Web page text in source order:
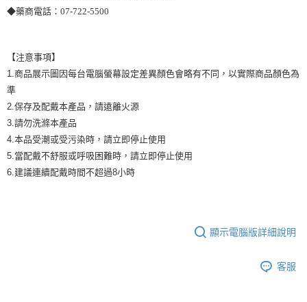
◆藥商電話：07-722-5500
【注意事項】
1.商品展示圖因每台電腦螢幕設定差異顏色會略有不同，以實際商品顏色為
準
2.保存及配戴本產品，請遠離火源
3.請勿洗滌本產品
4.本品受潮或受污染時，請立即停止使用
5.當配戴不舒服或呼吸困難時，請立即停止使用
6.建議連續配戴時間不超過8小時
顯示電腦版詳細說明
客服